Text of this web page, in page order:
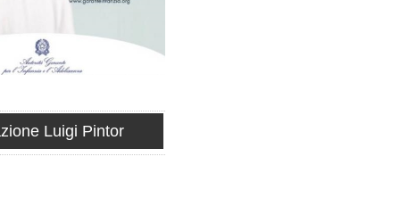
Luigi Pintor